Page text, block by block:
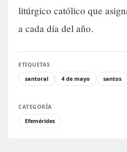
litúrgico católico que
a cada día del año.
ETIQUETAS
santoral
4 de mayo santos
CATEGORÍA
Efemérides